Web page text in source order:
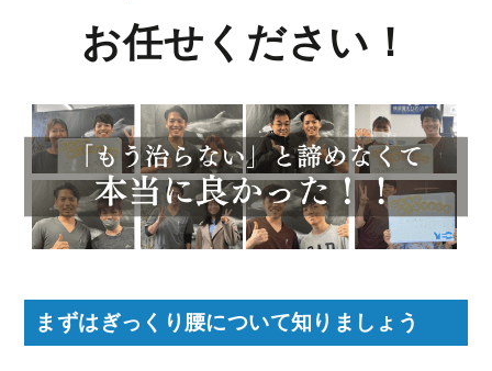
お任せください！
まずはぎっくり腰について知りましょう